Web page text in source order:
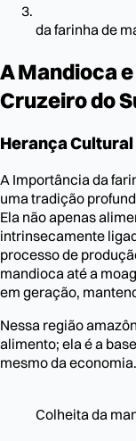
da farinha de
A Mandioca
Cruzeiro do
Herança Cultural
A Importância da
uma tradição
Ela não apenas
intrinsecamente
processo de
mandioca até a
em geração,
Nessa região
alimento; ela é a
mesmo da economia.
Colheita da